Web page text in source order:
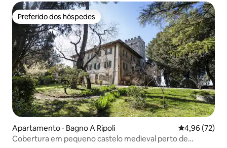
Preferido dos hóspedes
Preferido dos hóspedes
Apartamento ⋅ Bagno A Ripoli 4,96 de uma
4,96 (72)
Cobertura em pequeno castelo medieval perto de